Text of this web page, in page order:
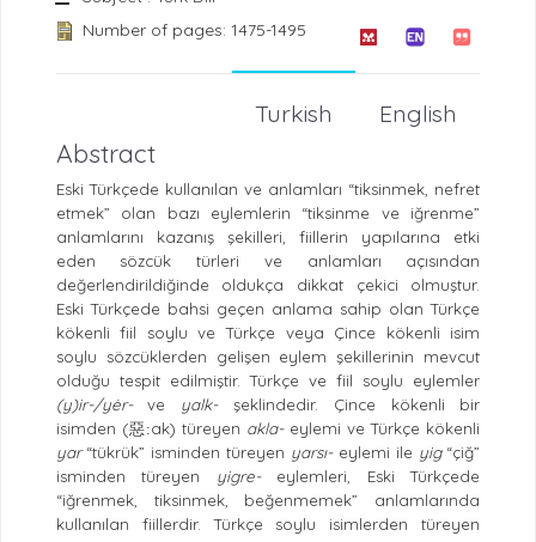
Number of pages: 1475-1495
English
Turkish
Abstract
Eski Türkçede kullanılan ve anlamları “tiksinmek, nefret
etmek” olan bazı eylemlerin “tiksinme ve iğrenme”
anlamlarını kazanış şekilleri, fiillerin yapılarına etki
eden sözcük türleri ve anlamları açısından
değerlendirildiğinde oldukça dikkat çekici olmuştur.
Eski Türkçede bahsi geçen anlama sahip olan Türkçe
kökenli fiil soylu ve Türkçe veya Çince kökenli isim
soylu sözcüklerden gelişen eylem şekillerinin mevcut
olduğu tespit edilmiştir. Türkçe ve fiil soylu eylemler
(y)ir-/yėr-ve yalk-şeklindedir. Çince kökenli bir
isimden (惡:ak) türeyen akla-eylemi ve Türkçe kökenli
yar“tükrük” isminden türeyen yarsı- eylemi ile yig “çiğ”
isminden türeyen yigre-eylemleri, Eski Türkçede
“iğrenmek, tiksinmek, beğenmemek” anlamlarında
kullanılan fiillerdir. Türkçe soylu isimlerden türeyen